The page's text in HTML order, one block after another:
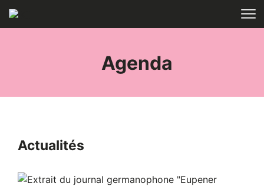
Aller au contenu
Agenda
Actualités